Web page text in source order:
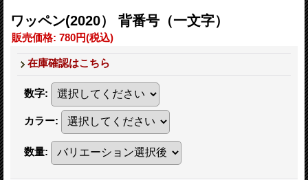
ワッペン(2020） 背番号（一文字）
販売価格: 780円(税込)
在庫確認はこちら
数字:
カラー:
数量: